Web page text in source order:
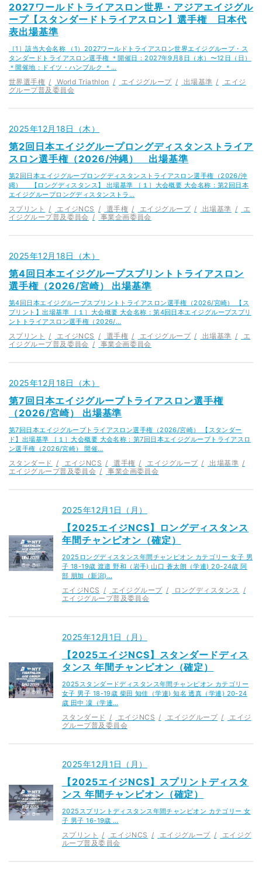
2027ワールドトライアスロン世界・アジアエイジグル
ープ【スタンダードトライアスロン】選手権 日本代
表出場基準
［1］該当大会名称 （1）2027ワールドトライアスロン世界エイジグループ・ス
タンダードトライアスロン選手権 ＊開催日：2027年9月8日（水）〜12日（日）
＊開催地：ドイツ・ハンブルク ＊…
世界選手権 World Triathlon エイジグループ 出場基準
エイジ
グループ普及委員会
2025年12月18日（木）
第2回日本エイジグループロングディスタンストライア
スロン選手権（2026/沖縄） 出場基準
第2回日本エイジグループロングディスタンストライアスロン選手権（2026/沖
縄） 【ロングディスタンス】 出場基準 ［１］大会概要 大会名称：第2回日本
エイジグループロングディスタンストラ…
スプリント エイジNCS 選手権 エイジグループ 出場基準
エ
イジグループ普及委員会
事業企画委員会
2025年12月18日（木）
第4回日本エイジグループスプリントトライアスロン
選手権（2026/宮崎） 出場基準
第4回日本エイジグループスプリントトライアスロン選手権（2026/宮崎） 【ス
プリント】出場基準 ［１］大会概要 大会名称：第4回日本エイジグループスプリ
ントトライアスロン選手権（2026/…
スプリント エイジNCS 選手権 エイジグループ 出場基準
エ
イジグループ普及委員会
事業企画委員会
2025年12月18日（木）
第7回日本エイジグループトライアスロン選手権
（2026/宮崎） 出場基準
第7回日本エイジグループトライアスロン選手権（2026/宮崎） 【スタンダー
ド】出場基準 ［１］大会概要 大会名称：第7回日本エイジグループトライアスロ
ン選手権（2026/宮崎） 開催…
スタンダード エイジNCS 選手権 エイジグループ
出場基準
エイジグループ普及委員会
事業企画委員会
2025年12月1日（月）
【2025エイジNCS】ロングディスタンス
年間チャンピオン（確定）
2025ロングディスタンス年間チャンピオン カテゴリー 女子 男
子 18-19歳 渡邉 野和（岩手) 山口 蒼太朗（学連) 20-24歳 阿
部 朋加（新潟)…
エイジNCS エイジグループ
ロングディスタンス
エイジグループ普及委員会
2025年12月1日（月）
【2025エイジNCS】スタンダードディス
タンス 年間チャンピオン（確定）
2025スタンダードディスタンス年間チャンピオン カテゴリー
女子 男子 18-19歳 柴田 知佳（学連) 知名 透真（学連) 20-24
歳 田中 凜（学連…
スタンダード エイジNCS エイジグループ
エイジ
グループ普及委員会
2025年12月1日（月）
【2025エイジNCS】スプリントディスタ
ンス 年間チャンピオン（確定）
2025スプリントディスタンス年間チャンピオン カテゴリー 女
子 男子 16-19歳 …
スプリント エイジNCS エイジグループ
エイジグ
ループ普及委員会